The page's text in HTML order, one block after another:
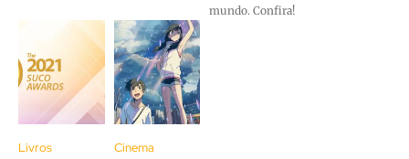
mundo. Confira!
Livros Cinema